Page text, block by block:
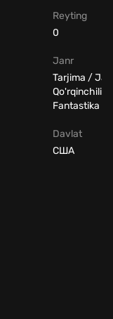
Janr
Tarjima /
Qo'rqinchili /
Fantastika
Davlat
США
Reyting
0